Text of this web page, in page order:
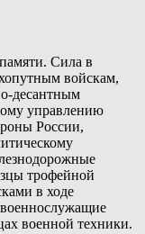
Сила в
войскам,
десантным
управлению
России,
трофейной
в ходе
военной техники.